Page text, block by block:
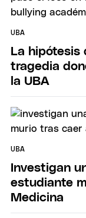
UBA
La hipótesis
tragedia
la UBA
UBA
Investigan
estudiante
Medicina